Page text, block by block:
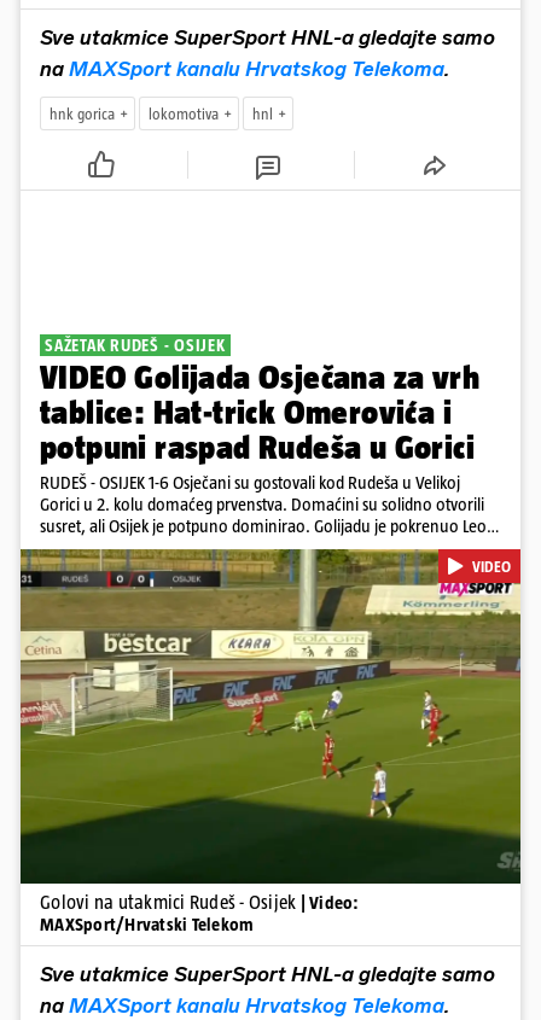
Sve utakmice SuperSport HNL-a gledajte samo
na MAXSport kanalu Hrvatskog Telekoma.
hnk gorica lokomotiva hnl
SAŽETAK RUDEŠ - OSIJEK
VIDEO Golijada Osječana za vrh
tablice: Hat-trick Omerovića i
potpuni raspad Rudeša u Gorici
RUDEŠ - OSIJEK 1-6 Osječani su gostovali kod Rudeša u Velikoj
Gorici u 2. kolu domaćeg prvenstva. Domaćini su solidno otvorili
susret, ali Osijek je potpuno dominirao. Golijadu je pokrenuo Leon
u 12. minuti, a povećao je u 24. minuti. Meksikancu su ovo bili prvi
golovi u dresu 'bijelo-plavih' Nail Omerović bio je junak u dresu
gostiju, zabio hat-trick. Mrežu golmana Rudeša tresao je u 41., 44.
minuti i 81. minuti. U dugu listu strijelaca u velikoj Gorici upisao se i
Arnel Jakupović golom u 69. minuti. Utješni gol za smanjenje
zaostatka u dresu Rudeša zabio je Ilečić u 84. minuti. Osijek je s tri
boda na prvom mjestu tablice HNL-a
Pokretanje videa...
VIDEO
Golovi na utakmici Rudeš - Osijek
| Video:
MAXSport/Hrvatski Telekom
Sve utakmice SuperSport HNL-a gledajte samo
na MAXSport kanalu Hrvatskog Telekoma.